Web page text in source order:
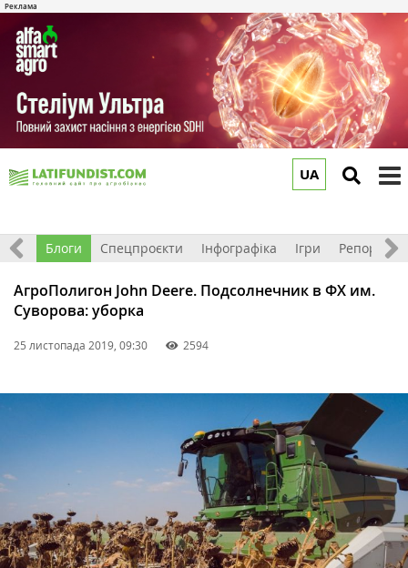
UA
Блоги Спецпроєкти Інфографіка Ігри Репортажі
АгроПолигон John Deere. Подсолнечник в ФХ им.
Суворова: уборка
25 листопада 2019, 09:30 2594